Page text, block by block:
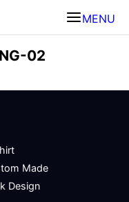
MENU
02
Made
Design